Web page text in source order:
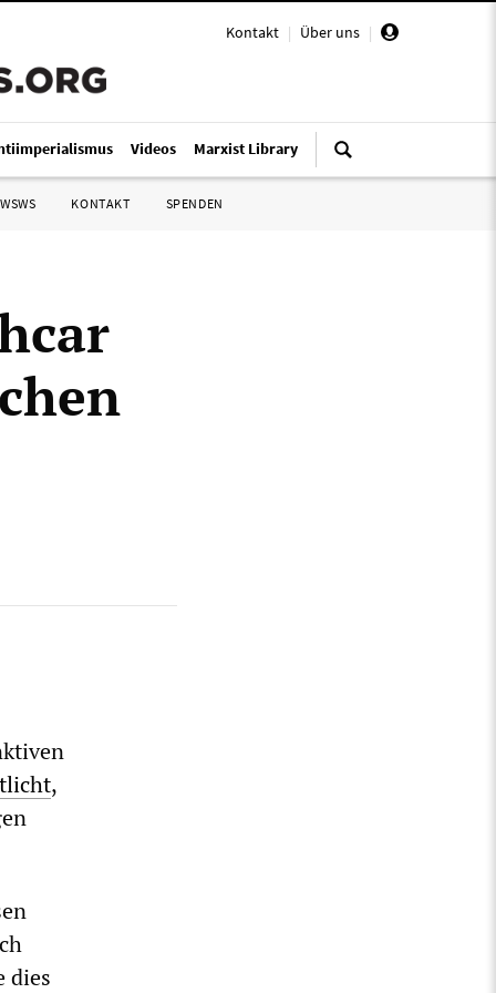
Kontakt | Über uns |
Videos Marxist Library
KONTAKT SPENDEN
,
dies